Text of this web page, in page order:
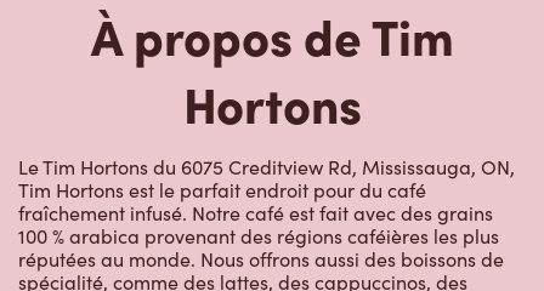
À propos de Tim
Hortons
Le Tim Hortons du 6075 Creditview Rd, Mississauga, ON,
Tim Hortons est le parfait endroit pour du café
fraîchement infusé. Notre café est fait avec des grains
100 % arabica provenant des régions caféières les plus
réputées au monde. Nous offrons aussi des boissons de
spécialité, comme des lattes, des cappuccinos, des